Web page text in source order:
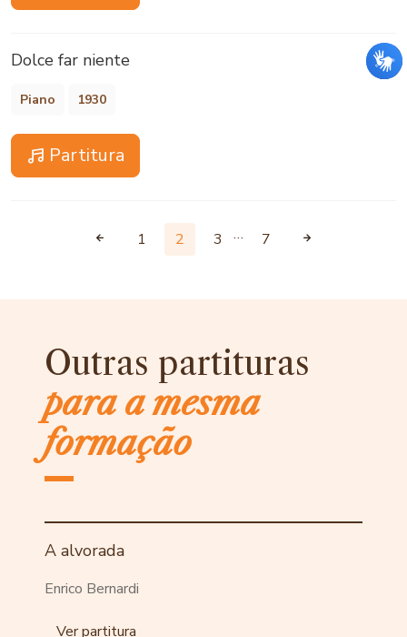
Dolce far niente
Piano 1930
Partitura
1 2 3 … 7
Outras partituras
para a mesma
formação
A alvorada
Enrico Bernardi
Ver partitura